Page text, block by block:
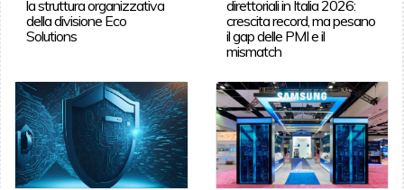
la struttura organizzativa
della divisione Eco
Solutions
direttoriali in Italia 2026:
crescita record, ma pesano
il gap delle PMI e il
mismatch